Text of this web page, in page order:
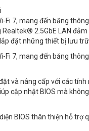
Fi 7, mang đến băng
2.5GbE LAN
đặt những thiết bị lưu
Fi 7, mang đến băng
và nâng cấp với các
cập nhật BIOS mà
BIOS thân thiện hỗ trợ